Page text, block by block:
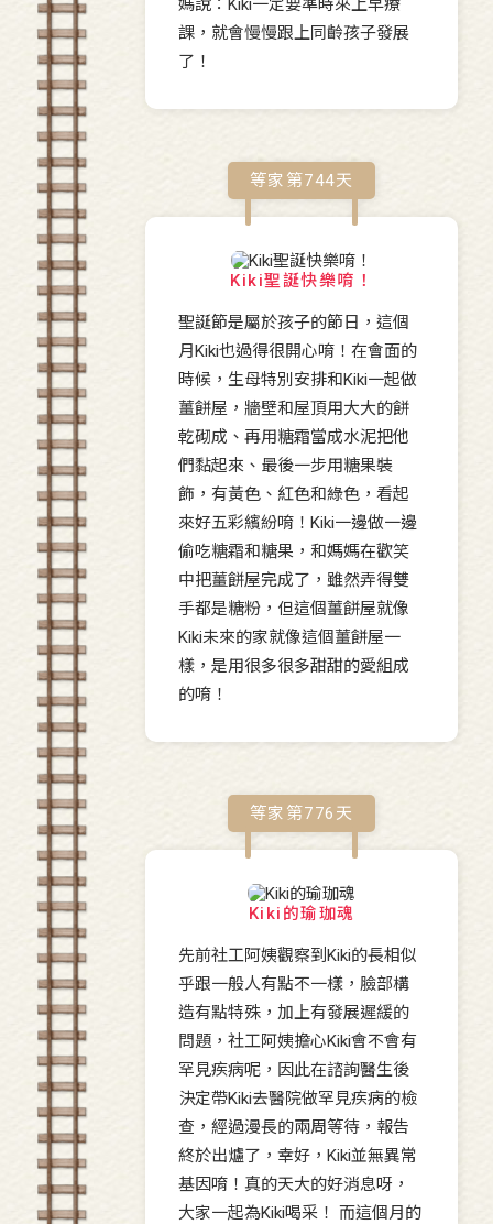
課，就會慢慢跟上同齡孩子發展
了！
等家第744天
Kiki聖誕快樂唷！
聖誕節是屬於孩子的節日，這個
月Kiki也過得很開心唷！在會面的
時候，生母特別安排和Kiki一起做
薑餅屋，牆壁和屋頂用大大的餅
乾砌成、再用糖霜當成水泥把他
們黏起來、最後一步用糖果裝
飾，有黃色、紅色和綠色，看起
來好五彩繽紛唷！Kiki一邊做一邊
偷吃糖霜和糖果，和媽媽在歡笑
中把薑餅屋完成了，雖然弄得雙
手都是糖粉，但這個薑餅屋就像
Kiki未來的家就像這個薑餅屋一
樣，是用很多很多甜甜的愛組成
的唷！
等家第776 天
Kiki的瑜珈魂
先前社工阿姨觀察到Kiki的長相似
乎跟一般人有點不一樣，臉部構
造有點特殊，加上有發展遲緩的
問題，社工阿姨擔心Kiki會不會有
罕見疾病呢，因此在諮詢醫生後
決定帶Kiki去醫院做罕見疾病的檢
查，經過漫長的兩周等待，報告
終於出爐了，幸好，Kiki並無異常
基因唷！真的天大的好消息呀，
大家一起為Kiki喝采！ 而這個月的